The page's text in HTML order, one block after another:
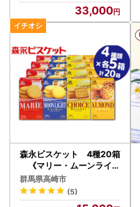
33,000
森永ビスケット 4種20箱
《マリー・ムーンライト
・チョイス・アーモンド》
群馬県高崎市
(5)